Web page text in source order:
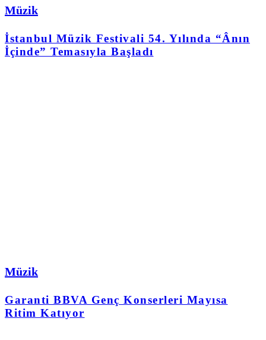
Müzik
İstanbul Müzik Festivali 54. Yılında “Ânın
İçinde” Temasıyla Başladı
Müzik
Garanti BBVA Genç Konserleri Mayısa
Ritim Katıyor